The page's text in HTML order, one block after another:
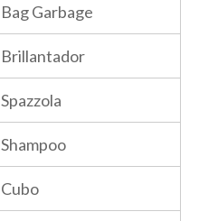
Bag Garbage
Brillantador
Spazzola
Shampoo
Cubo